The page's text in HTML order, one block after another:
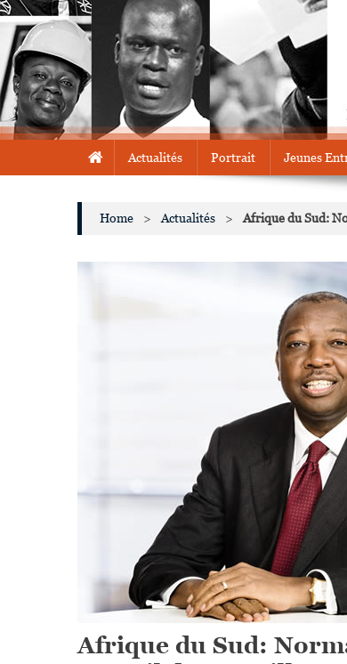
Actualités Portrait Jeunes
Home > Actualités > Afrique du Sud:
Afrique du Sud: